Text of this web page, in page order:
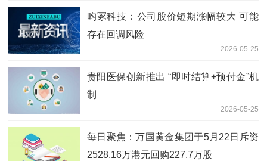
昀冢科技：公司股价短期涨幅较大 可能
存在回调风险
2026-05-25
贵阳医保创新推出 “即时结算+预付金”机
制
2026-05-25
每日聚焦：万国黄金集团于5月22日斥资
2528.16万港元回购227.7万股